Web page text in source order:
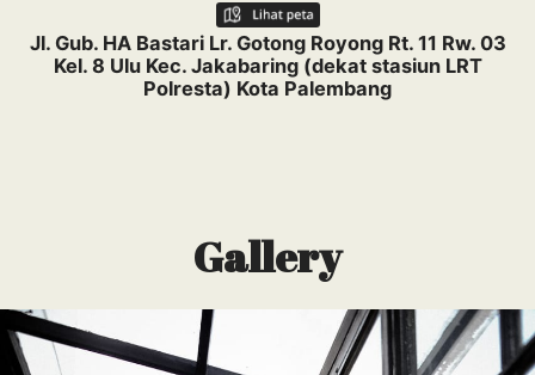
Jl. Gub. HA Bastari Lr. Gotong Royong Rt. 11 Rw. 03
Kel. 8 Ulu Kec. Jakabaring (dekat stasiun LRT
Polresta) Kota Palembang
Gallery